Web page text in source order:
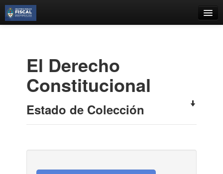
Estantes Virtuales
Contacto
El Derecho
Constitucional
Estado de Colección